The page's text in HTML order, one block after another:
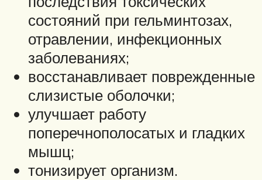
состояний при гельминтозах,
отравлении, инфекционных
заболеваниях;
восстанавливает поврежденные
слизистые оболочки;
улучшает работу
поперечнополосатых и гладких
мышц;
тонизирует организм.